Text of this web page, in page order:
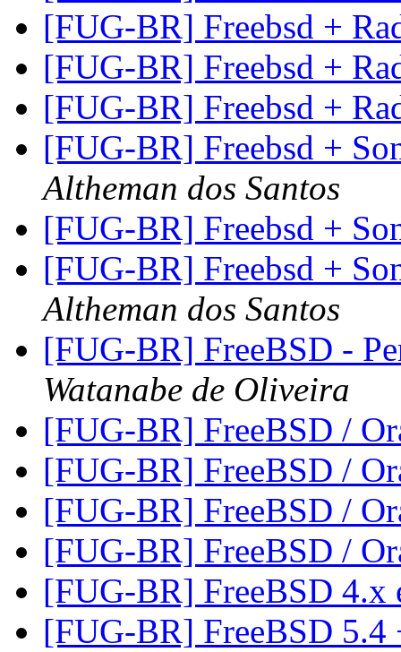
[FUG-BR] Freebsd +
[FUG-BR] Freebsd +
[FUG-BR] Freebsd +
[FUG-BR] Freebsd +
Altheman dos Santos
[FUG-BR] Freebsd +
[FUG-BR] Freebsd +
Altheman dos Santos
[FUG-BR] FreeBSD -
Watanabe de Oliveira
[FUG-BR] FreeBSD /
[FUG-BR] FreeBSD /
[FUG-BR] FreeBSD /
[FUG-BR] FreeBSD /
[FUG-BR] FreeBSD 4.x
[FUG-BR] FreeBSD 5.4